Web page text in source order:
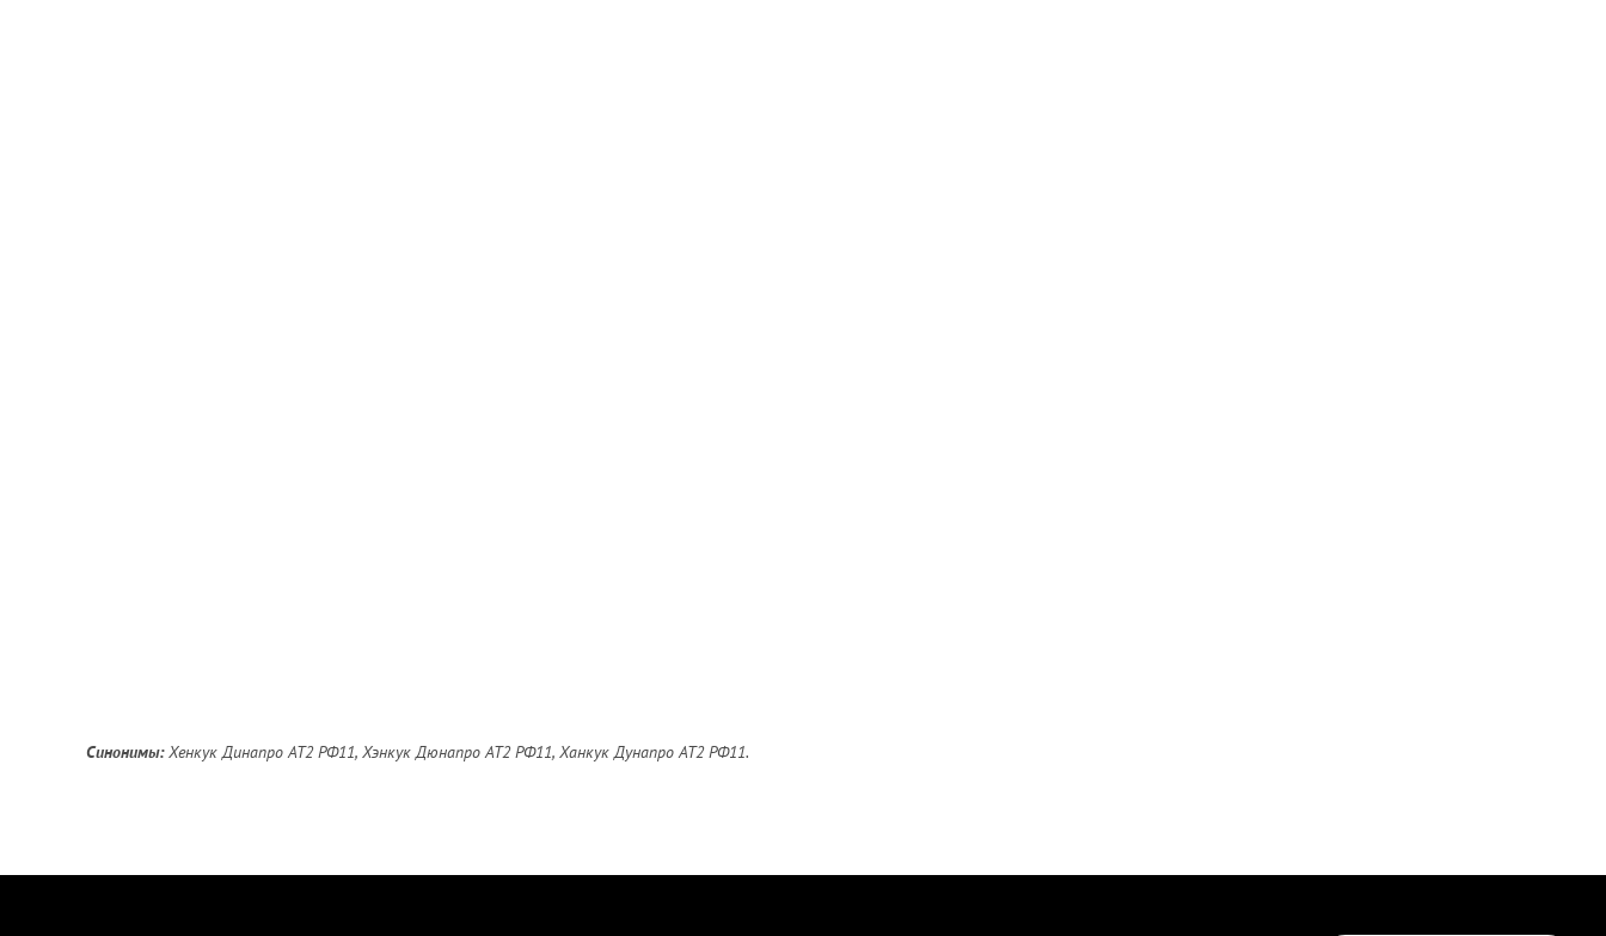
Синонимы:Хенкук Динапро АТ2 РФ11, Хэнкук Дюнапро АТ2 РФ11, Ханкук Дунапро АТ2 РФ11.